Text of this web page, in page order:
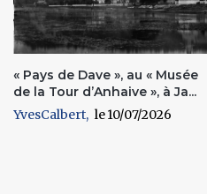
« Pays de Dave », au « Musée
de la Tour d’Anhaive », à Ja...
YvesCalbert
10/07/2026